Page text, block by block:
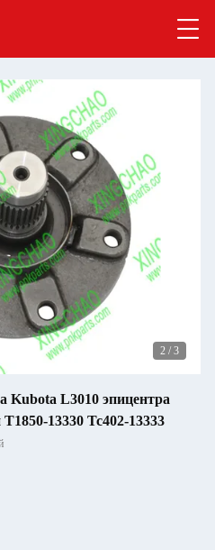
2 / 3
Kubota L3010 эпицентра
13330 Tc402-13333